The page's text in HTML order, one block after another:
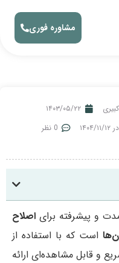
مشاوره فوری
۱۴۰۳/۰۵/۲۲
۱۲
0 نظر
و پیشرفته برای اصلاح
است که با استفاده از
و قابل مشاهده‌ای ارائه